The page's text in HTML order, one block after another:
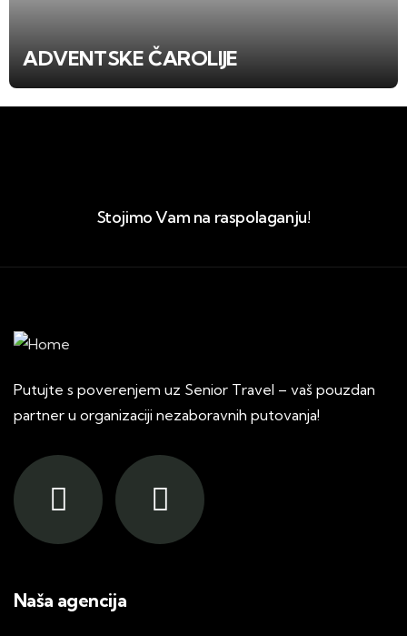
ADVENTSKE ČAROLIJE
Stojimo Vam na raspolaganju!
Putujte s poverenjem uz Senior Travel – vaš pouzdan
partner u organizaciji nezaboravnih putovanja!
Naša agencija